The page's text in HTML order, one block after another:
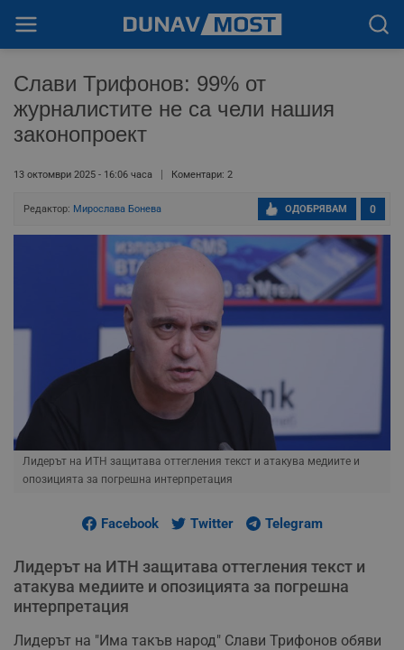
Слави Трифонов: 99% от
журналистите не са чели нашия
законопроект
13 октомври 2025 - 16:06 часа Коментари: 2
Редактор: Мирослава Бонева 0
ОДОБРЯВАМ
Лидерът на ИТН защитава оттегления текст и атакува медиите и
опозицията за погрешна интерпретация
Facebook Twitter Telegram
Лидерът на ИТН защитава оттегления текст и
атакува медиите и опозицията за погрешна
интерпретация
Лидерът на "Има такъв народ" Слави Трифонов обяви